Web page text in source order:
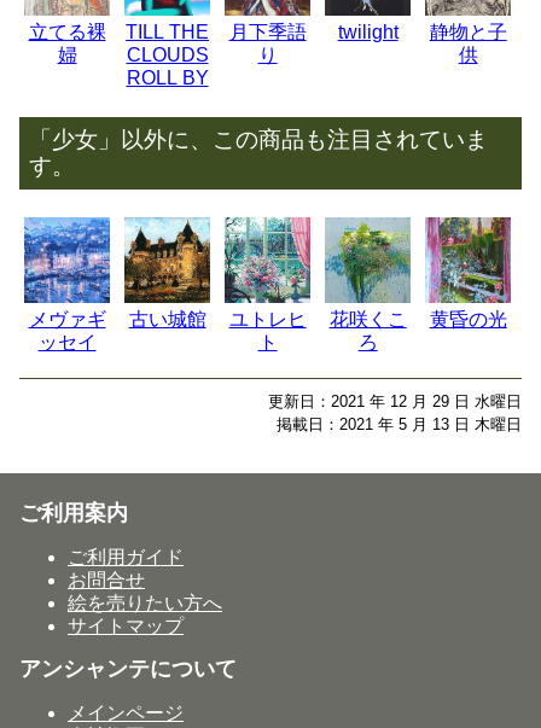
立てる裸
婦
TILL THE
CLOUDS
ROLL BY
月下季語
り
twilight
静物と子
供
「少女」以外に、この商品も注目されていま
す。
メヴァギ
ッセイ
古い城館
ユトレヒ
ト
花咲くこ
ろ
黄昏の光
更新日：2021 年 12 月 29 日 水曜日
掲載日：2021 年 5 月 13 日 木曜日
ご利用案内
ご利用ガイド
お問合せ
絵を売りたい方へ
サイトマップ
アンシャンテについて
メインページ